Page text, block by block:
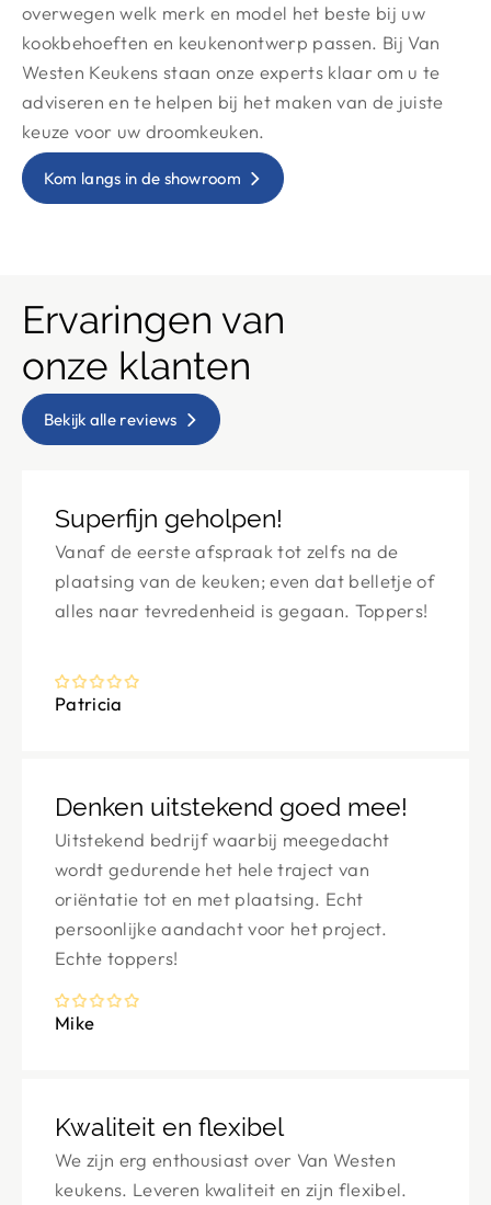
overwegen welk merk en model het beste bij uw
kookbehoeften en keukenontwerp passen. Bij Van
Westen Keukens staan onze experts klaar om u te
adviseren en te helpen bij het maken van de juiste
keuze voor uw droomkeuken.
Kom langs in de showroom
Ervaringen van
onze klanten
Bekijk alle reviews
Superfijn geholpen!
Vanaf de eerste afspraak tot zelfs na de
plaatsing van de keuken; even dat belletje of
alles naar tevredenheid is gegaan. Toppers!
Patricia
Denken uitstekend goed mee!
Uitstekend bedrijf waarbij meegedacht
wordt gedurende het hele traject van
oriëntatie tot en met plaatsing. Echt
persoonlijke aandacht voor het project.
Echte toppers!
Mike
Kwaliteit en flexibel
We zijn erg enthousiast over Van Westen
keukens. Leveren kwaliteit en zijn flexibel.